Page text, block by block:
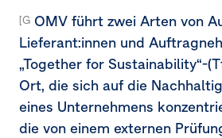
[G1-2.15a]
OMV führt zwei Arten von
Lieferant:innen und
„Together for Sustainability“-
Ort, die sich auf die
eines Unternehmens
die von einem externen